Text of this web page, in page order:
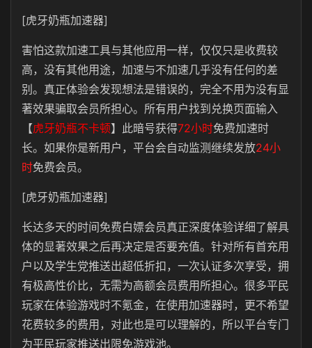
[虎牙奶瓶加速器]
害怕这款加速工具与其他应用一样，仅仅只是收费较
高，没有其他用途，加速与不加速几乎没有任何的差
别。真正体验会发现想法是错误的，完全不用为没有显
著效果骗取会员所担心。所有用户找到兑换页面输入
【虎牙奶瓶不卡顿】此暗号获得72小时免费加速时
长。如果你是新用户，平台会自动监测继续发放24小
时免费会员。
[虎牙奶瓶加速器]
长达多天的时间免费白嫖会员真正深度体验详细了解具
体的显著效果之后再决定是否要充值。针对所有首充用
户以及学生党推送出超低折扣，一次认证多次享受，拥
有极高性价比，无需为高额会员费用所担心。很多平民
玩家在体验游戏时不氪金，在使用加速器时，更不希望
花费较多的费用，对此也是可以理解的，所以平台专门
为平民玩家推送出限免游戏池。